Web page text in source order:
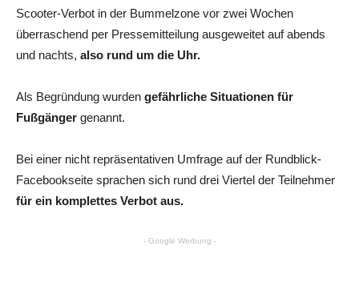
Scooter-Verbot in der Bummelzone vor zwei Wochen
überraschend per Pressemitteilung ausgeweitet auf abends
und nachts, also rund um die Uhr.
Als Begründung wurden gefährliche Situationen für
Fußgänger genannt.
Bei einer nicht repräsentativen Umfrage auf der Rundblick-
Facebookseite sprachen sich rund drei Viertel der Teilnehmer
für ein komplettes Verbot aus.
- Google Werbung -